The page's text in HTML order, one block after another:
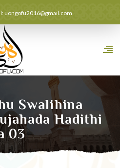
uongofu2016@gmail.com
Swalihina
Hadithi
03